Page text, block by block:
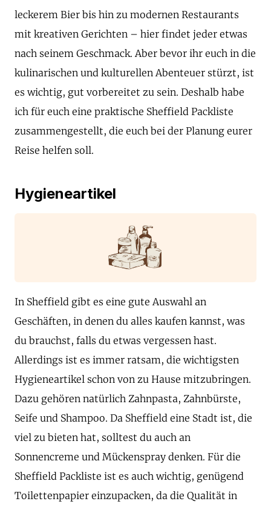
leckerem Bier bis hin zu modernen Restaurants
mit kreativen Gerichten – hier findet jeder etwas
nach seinem Geschmack. Aber bevor ihr euch in die
kulinarischen und kulturellen Abenteuer stürzt, ist
es wichtig, gut vorbereitet zu sein. Deshalb habe
ich für euch eine praktische Sheffield Packliste
zusammengestellt, die euch bei der Planung eurer
Reise helfen soll.
Hygieneartikel
In Sheffield gibt es eine gute Auswahl an
Geschäften, in denen du alles kaufen kannst, was
du brauchst, falls du etwas vergessen hast.
Allerdings ist es immer ratsam, die wichtigsten
Hygieneartikel schon von zu Hause mitzubringen.
Dazu gehören natürlich Zahnpasta, Zahnbürste,
Seife und Shampoo. Da Sheffield eine Stadt ist, die
viel zu bieten hat, solltest du auch an
Sonnencreme und Mückenspray denken. Für die
Sheffield Packliste ist es auch wichtig, genügend
Toilettenpapier einzupacken, da die Qualität in